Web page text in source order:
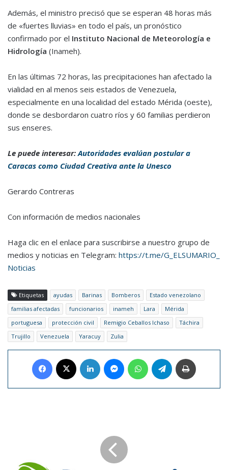
Además, el ministro precisó que se esperan 48 horas más
de «fuertes lluvias» en todo el país, un pronóstico
confirmado por el Instituto Nacional de Meteorología e
Hidrología (Inameh).
En las últimas 72 horas, las precipitaciones han afectado la
vialidad en al menos seis estados de Venezuela,
especialmente en una localidad del estado Mérida (oeste),
donde se desbordaron cuatro ríos y 60 familias perdieron
sus enseres.
Le puede interesar:Autoridades evalúan postular a
Caracas como Ciudad Creativa ante la Unesco
Gerardo Contreras
Con información de medios nacionales
Haga clic en el enlace para suscribirse a nuestro grupo de
medios y noticias en Telegram: https://t.me/G_ELSUMARIO_
Noticias
Etiquetas ayudas Barinas Bomberos
Estado venezolano
familias afectadas
funcionarios inameh Lara
Mérida
portuguesa
protección civil Remigio Ceballos Ichaso
Táchira
Trujillo
Venezuela Yaracuy Zulia
Facebook LinkedIn MessengerWhatsAppTelegram